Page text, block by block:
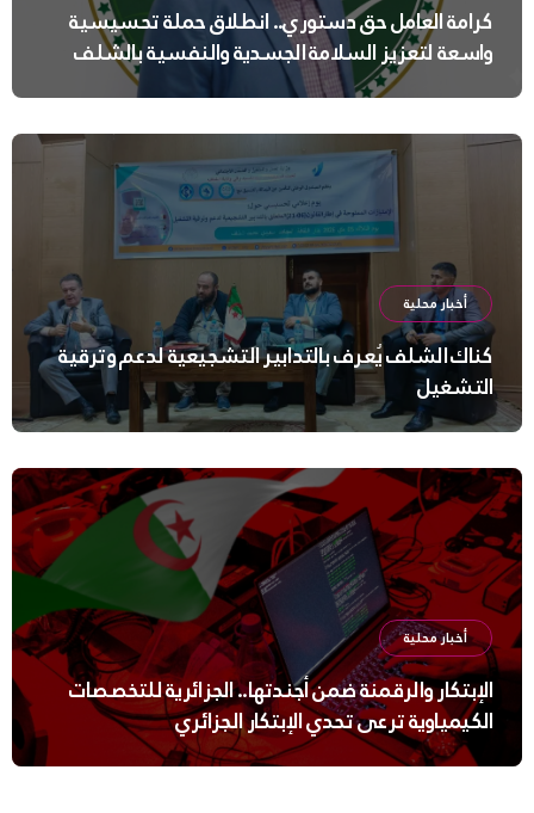
كرامة العامل حق دستوري.. انطلاق حملة تحسيسية
واسعة لتعزيز السلامة الجسدية والنفسية بالشلف
أخبار محلية
كناك الشلف يُعرف بالتدابير التشجيعية لدعم وترقية
التشغيل
أخبار محلية
الإبتكار والرقمنة ضمن أجندتها.. الجزائرية للتخصصات
الكيمياوية ترعى تحدي الإبتكار الجزائري